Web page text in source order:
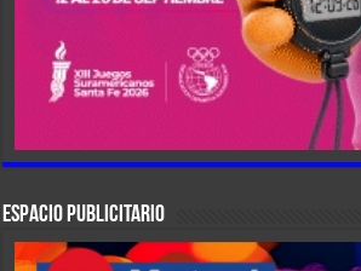
ESPACIO PUBLICITARIO